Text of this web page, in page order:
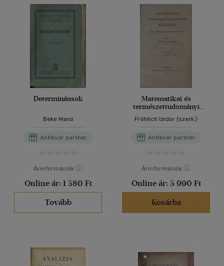
Determinánsok
Beke Manó
Antikvár partner
Árinformációk
Online ár: 1 580 Ft
Tovább
Matematikai és
természettudományi
értesítő XL. kötet
Fröhlich Izidor (szerk.)
Antikvár partner
Árinformációk
Online ár: 5 990 Ft
Kosárba